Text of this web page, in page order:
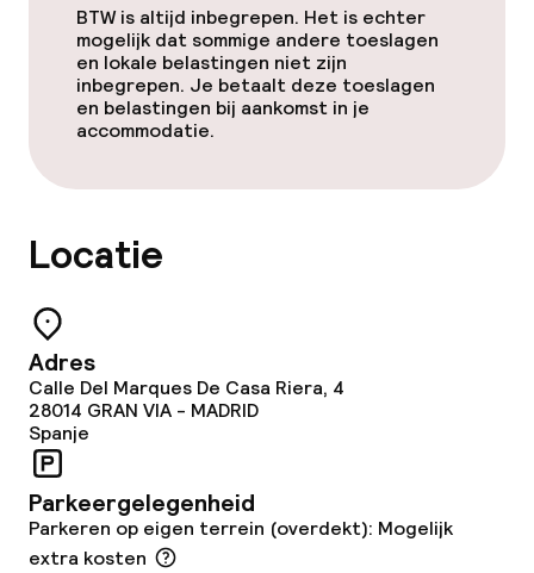
Lunch à la carte
Diner à la carte
Roomservice
Wasservice
Zakelijke faciliteiten
Conferentieruimte
Beleid
BTW is altijd inbegrepen. Het is echter
mogelijk dat sommige andere toeslagen
en lokale belastingen niet zijn
inbegrepen. Je betaalt deze toeslagen
en belastingen bij aankomst in je
accommodatie.
Locatie
Adres
Calle Del Marques De Casa Riera, 4
28014 GRAN VIA - MADRID
Spanje
Parkeergelegenheid
Parkeren op eigen terrein (overdekt): Mogelijk
extra kosten